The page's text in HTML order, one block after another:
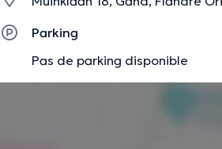
Parking
Pas de parking disponible